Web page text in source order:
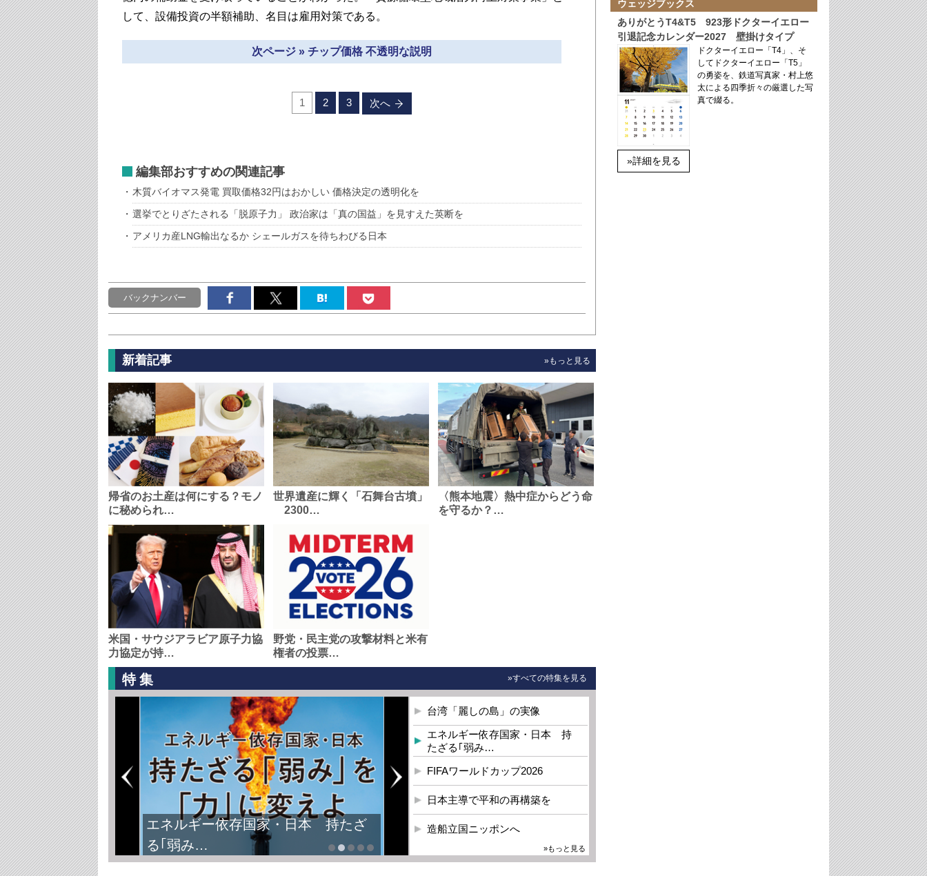
して、設備投資の半額補助、名目は雇用対策である。
次ページ » チップ価格 不透明な説明
1 2 3 次へ
編集部おすすめの関連記事
木質バイオマス発電 買取価格32円はおかしい 価格決定の透明化を
選挙でとりざたされる「脱原子力」 政治家は「真の国益」を見すえた英断を
アメリカ産LNG輸出なるか シェールガスを待ちわびる日本
バックナンバー
新着記事 »もっと見る
帰省のお土産は何にする？モノ
に秘められ…
世界遺産に輝く「石舞台古墳」
2300…
〈熊本地震〉熱中症からどう命
を守るか？…
米国・サウジアラビア原子力協
力協定が持…
野党・民主党の攻撃材料と米有
権者の投票…
特集 »すべての特集を見る
エネルギー依存国家・日本 持たざ
る｢弱み…
台湾「麗しの島」の実像
エネルギー依存国家・日本 持
たざる｢弱み…
FIFAワールドカップ2026
日本主導で平和の再構築を
造船立国ニッポンへ
»もっと見る
ウェッジブックス
ありがとうT4&T5 923形ドクターイエロー
引退記念カレンダー2027 壁掛けタイプ
»詳細を見る
ドクターイエロー「T4」、そ
してドクターイエロー「T5」
の勇姿を、鉄道写真家・村上悠
太による四季折々の厳選した写
真で綴る。